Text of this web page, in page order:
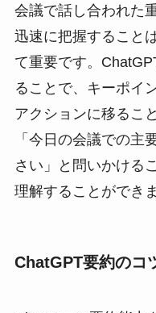
会議で話し合われた
迅速に把握すること
て重要です。
ることで、キーポイ
アクションに移るこ
「今日の会議での主
さい」と問いかける
理解することができま
ChatGPT要約のコ